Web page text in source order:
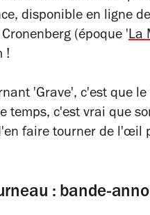
disponible en ligne
(époque 'La
!
'Grave', c'est que
temps, c'est vrai que
faire tourner de l'œil
: bande-